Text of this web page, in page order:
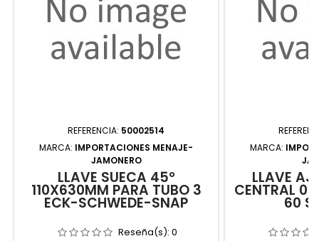
REFERENCIA: 50002514
MARCA: IMPORTACIONES MENAJE-
JAMONERO
LLAVE SUECA 45º
110X630MM PARA TUBO 3
ECK-SCHWEDE-SNAP
Reseña(s): 0
MARCA:
LLAVE
CENTRAL
60 S